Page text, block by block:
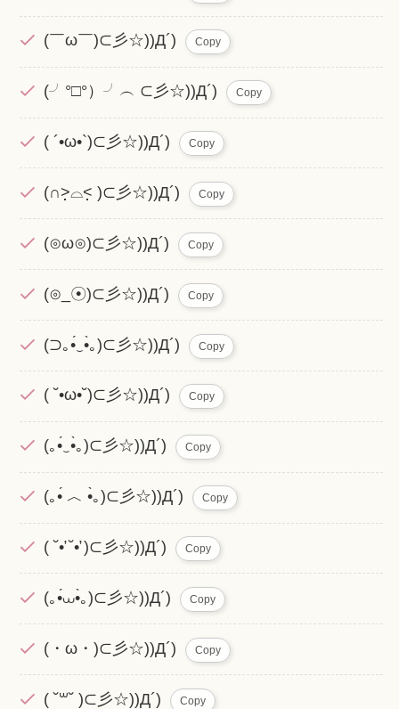
(￣ω￣)⊂彡☆))Д´) Copy
(╯°□°）╯︵ ⊂彡☆))Д´) Copy
( ´•ω•`)⊂彡☆))Д´) Copy
(∩˃̣̣̣̣̣̣⌓˂̣̣̣̣̣̣ )⊂彡☆))Д´) Copy
(⊙ω⊙)⊂彡☆))Д´) Copy
(⊙_☉)⊂彡☆))Д´) Copy
(⊃｡•́‿•̀｡)⊂彡☆))Д´) Copy
( ˘•ω•˘)⊂彡☆))Д´) Copy
(｡•́‿•̀｡)⊂彡☆))Д´) Copy
(｡•́ ︿ •̀｡)⊂彡☆))Д´) Copy
( ˘•̛ ˘•̛ )⊂彡☆))Д´) Copy
(｡•́⩊•̀｡)⊂彡☆))Д´) Copy
(・ω・)⊂彡☆))Д´) Copy
( ˘꒳˘ )⊂彡☆))Д´) Copy